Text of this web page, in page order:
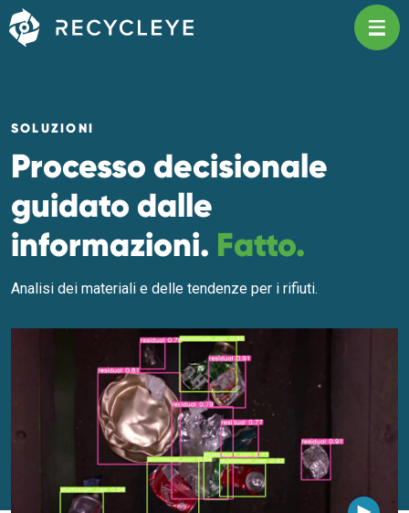
Main Navigation
SOLUZIONI
Processo decisionale
guidato dalle
informazioni. Fatto.
Analisi dei materiali e delle tendenze per i rifiuti.